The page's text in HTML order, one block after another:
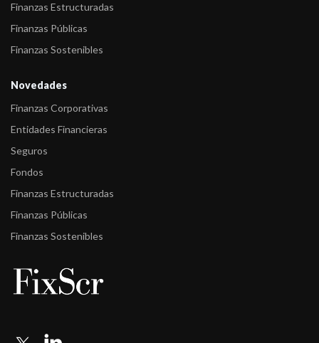
Finanzas Estructuradas
Finanzas Públicas
Finanzas Sostenibles
Novedades
Finanzas Corporativas
Entidades Financieras
Seguros
Fondos
Finanzas Estructuradas
Finanzas Públicas
Finanzas Sostenibles